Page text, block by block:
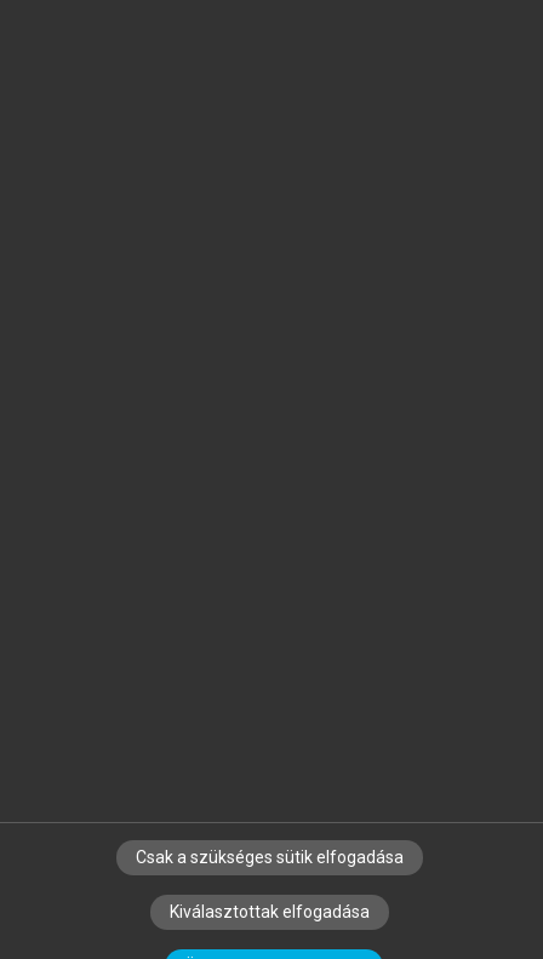
SZERZŐKNEK CÉGEKNEK KÖNYVTÁROSOKNAK
SZERKESZTÉSI ÉS LEKTORÁLÁSI ALAPELVEK
Csak a szükséges sütik elfogadása
Kiválasztottak elfogadása